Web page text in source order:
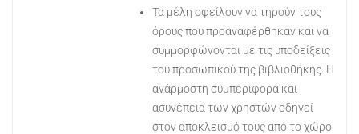
Τα μέλη οφείλουν να τηρούν τους
όρους που προαναφέρθηκαν και να
συμμορφώνονται με τις υποδείξεις
του προσωπικού της βιβλιοθήκης. Η
ανάρμοστη συμπεριφορά και
ασυνέπεια των χρηστών οδηγεί
στον αποκλεισμό τους από το χώρο